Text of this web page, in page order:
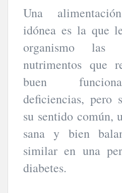
Una
idónea es la que
organismo las
nutrimentos que
buen
deficiencias, pero
su sentido común,
sana y bien
similar en una
diabetes.